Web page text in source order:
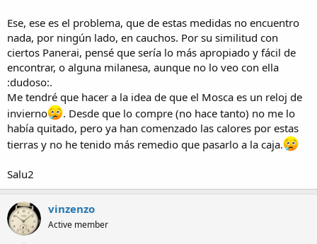
Ese, ese es el problema, que de estas medidas no encuentro
nada, por ningún lado, en cauchos. Por su similitud con
ciertos Panerai, pensé que sería lo más apropiado y fácil de
encontrar, o alguna milanesa, aunque no lo veo con ella
:dudoso:.
Me tendré que hacer a la idea de que el Mosca es un reloj de
invierno
. Desde que lo compre (no hace tanto) no me lo
había quitado, pero ya han comenzado las calores por estas
tierras y no he tenido más remedio que pasarlo a la caja.
Salu2
vinzenzo
Active member